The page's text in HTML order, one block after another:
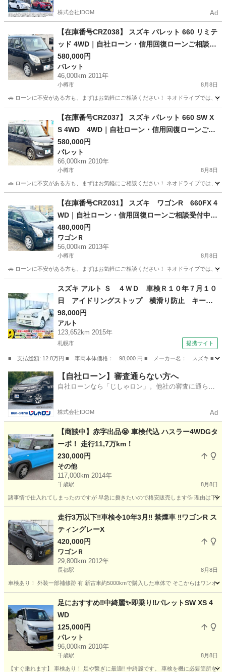
株式会社IDOM Ad
【在庫番号CRZ038】 スズキ パレット 660 リミテ
ッド 4WD｜自社ローン・信用回復ローンご相談受
付中｜他社ローン審査が難しかった方もご相談く
ださい
580,000円
パレット
46,000km 2011年
小樽市 8月8日
🚗 ローンに不安がある方も、まずはお気軽にご相談ください！ ネオドライブでは、
パレット ローン
【在庫番号CRZ037】 スズキ パレット 660 SW X
S 4WD 4WD｜自社ローン・信用回復ローンご相
談受付中｜他社ローン審査が難しかった方もご相
談ください
580,000円
パレット
66,000km 2010年
小樽市 8月8日
🚗 ローンに不安がある方も、まずはお気軽にご相談ください！ ネオドライブでは、
パレット ローン
【在庫番号CRZ031】 スズキ ワゴンR 660FX 4
WD｜自社ローン・信用回復ローンご相談受付中｜
他社ローン審査が難しかった方もご相談ください
480,000円
ワゴンＲ
56,000km 2013年
小樽市 8月8日
🚗 ローンに不安がある方も、まずはお気軽にご相談ください！ ネオドライブでは、
ワゴンＲ ローン
スズキ アルト Ｓ ４ＷＤ 車検Ｒ１０年７月１０
日 アイドリングストップ 横滑り防止 キーレ
ス オートマ 両側シートヒーター 純正オーデ
ィオ 交換不要タイミングチェーン ＡＢＳ 修
復歴無 （検10.7）
98,000円
アルト
123,652km 2015年
札幌市 提携サイト
■ 支払総額: 12.8万円 ■ 車両本体価格： 98,000 円 ■ メーカー名： スズキ ■
北海道 札幌市 アルト
【自社ローン】審査通らない方へ
自社ローンなら「じしゃロン」。他社の審査に通らな
株式会社IDOM Ad
【商談中】赤字出品😭 車検代込 ハスラー4WDGタ
ーボ！ 走行11,7万km！
230,000円
その他
117,000km 2014年
千歳駅 8月8日
諸事情で仕入れてしまったのですが 早急に捌きたいので格安販売します💦 理由は下
千歳駅 その他 ハスラー
走行3万以下‼️車検令10年3月‼️ 禁煙車 ‼️ワゴンR ス
ティングレーX
420,000円
ワゴンＲ
29,800km 2012年
長都駅 8月8日
車検あり！ 外装一部補修跡 有 新古車約5000kmで購入した車体で そこからはワンオ
長都駅 ワゴンＲ
足におすすめ‼️中綺麗✨️即乗り‼️パレットSW XS 4
WD
125,000円
パレット
96,000km 2010年
千歳駅 8月8日
【すぐ乗れます】 車検あり！ 足や繋ぎに最適‼️ 中綺麗です。 車検を機に必要箇所を